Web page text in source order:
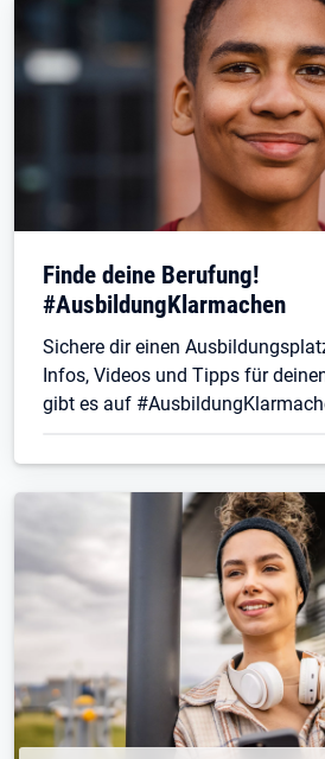
Finde deine Berufung!
#AusbildungKlarmachen
Sichere dir einen
Infos, Videos und Tipps für
gibt es auf